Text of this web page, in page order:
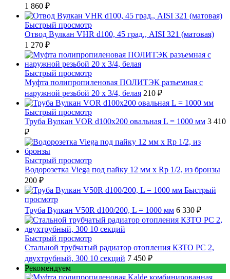
1 860 ₽
Быстрый просмотр
Отвод Вулкан VHR d100, 45 град., AISI 321 (матовая)
1 270 ₽
Быстрый просмотр
Муфта полипропиленовая ПОЛИТЭК разъемная с
наружной резьбой 20 x 3/4, белая 210 ₽
Быстрый просмотр
Труба Вулкан VOR d100x200 овальная L = 1000 мм 3 410
₽
Быстрый просмотр
Водорозетка Viega под пайку 12 мм х Rp 1/2, из бронзы
200 ₽
Быстрый
просмотр
Труба Вулкан V50R d100/200, L = 1000 мм 6 330 ₽
Быстрый просмотр
Стальной трубчатый радиатор отопления КЗТО РС 2,
двухтрубный, 300 10 секций 7 450 ₽
Рекомендуем